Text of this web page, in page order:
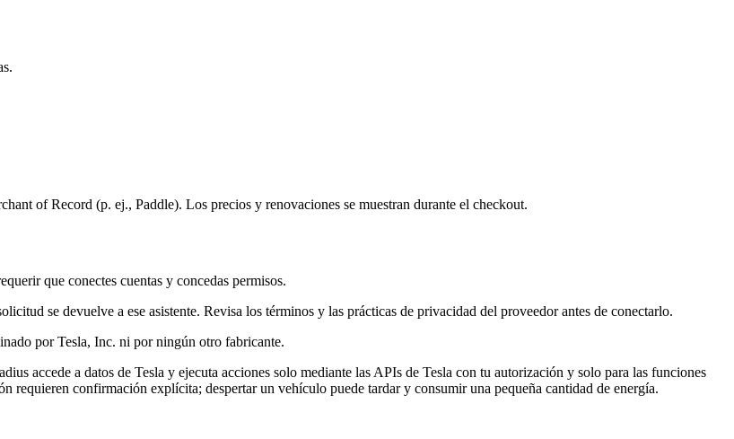
of Record (p. ej., Paddle). Los precios y renovaciones se muestran durante el checkout.
que conectes cuentas y concedas permisos.
se devuelve a ese asistente. Revisa los términos y las prácticas de privacidad del proveedor antes de conectarlo.
por Tesla, Inc. ni por ningún otro fabricante.
accede a datos de Tesla y ejecuta acciones solo mediante las APIs de Tesla con tu autorización y solo para las funciones
requieren confirmación explícita; despertar un vehículo puede tardar y consumir una pequeña cantidad de energía.